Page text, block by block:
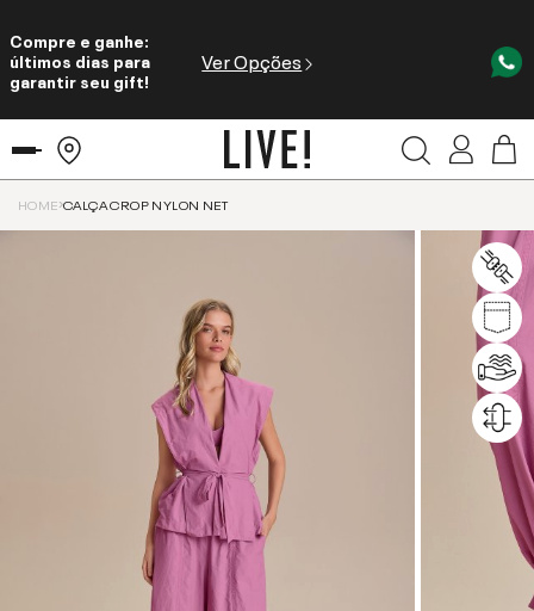
Compre e ganhe:
últimos dias para
garantir seu gift!
Ver Opções
HOME CALÇA CROP NYLON NET